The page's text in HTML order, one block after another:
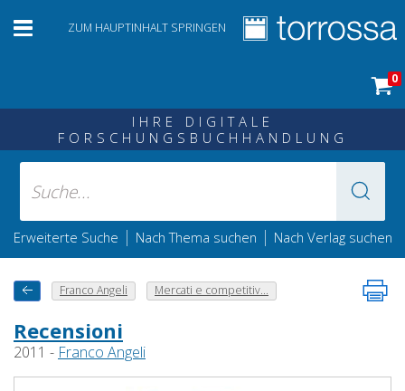
ZUM HAUPTINHALT SPRINGEN
0
IHRE DIGITALE
FORSCHUNGSBUCHHANDLUNG
Erweiterte Suche | Nach Thema suchen | Nach Verlag suchen
Franco Angeli Mercati e competitiv...
Recensioni
2011 - Franco Angeli